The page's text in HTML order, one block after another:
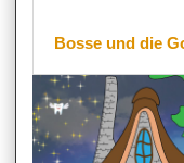
Bosse und die